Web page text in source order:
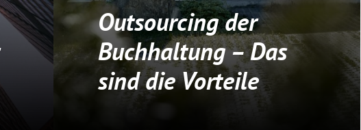
Outsourcing der
Buchhaltung – Das
sind die Vorteile